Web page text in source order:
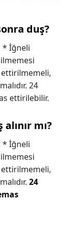
duş?
* İğneli
24
ettirilebilir.
mı?
* İğneli
24